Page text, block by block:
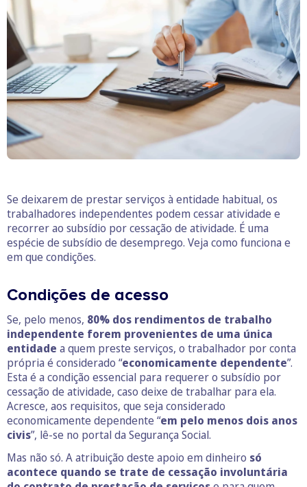
Se deixarem de prestar serviços à entidade habitual, os
trabalhadores independentes podem cessar atividade e
recorrer ao subsídio por cessação de atividade. É uma
espécie de subsídio de desemprego. Veja como funciona e
em que condições.
Condições de acesso
Se, pelo menos, 80% dos rendimentos de trabalho
independente forem provenientes de uma única
entidade a quem preste serviços, o trabalhador por conta
própria é considerado “economicamente dependente”.
Esta é a condição essencial para requerer o subsídio por
cessação de atividade, caso deixe de trabalhar para ela.
Acresce, aos requisitos, que seja considerado
economicamente dependente “em pelo menos dois anos
civis”, lê-se no portal da Segurança Social.
Mas não só. A atribuição deste apoio em dinheiro só
acontece quando se trate de cessação involuntária